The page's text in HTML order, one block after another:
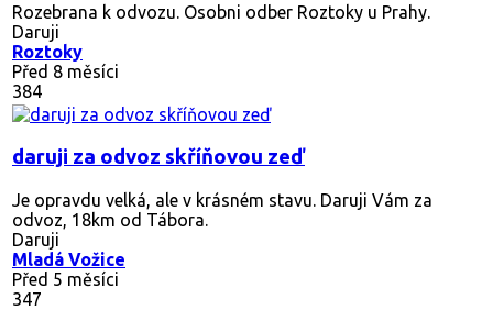
Rozebrana k odvozu. Osobni odber Roztoky u Prahy.
Daruji
Roztoky
Před 8 měsíci
384
daruji za odvoz skříňovou zeď
Je opravdu velká, ale v krásném stavu. Daruji Vám za
odvoz, 18km od Tábora.
Daruji
Mladá Vožice
Před 5 měsíci
347